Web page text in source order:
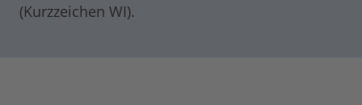
(Kurzzeichen WI).